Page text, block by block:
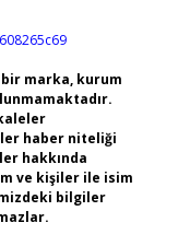
marka, kurum
haber niteliği
hakkında
ve kişiler ile isim
bilgiler